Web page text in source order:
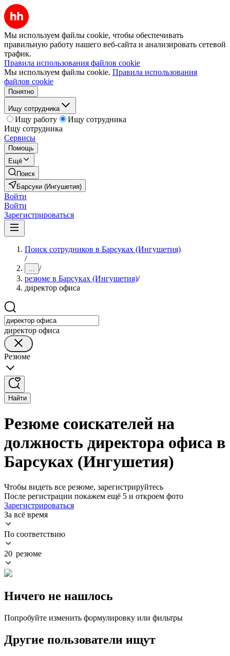
Мы используем файлы cookie, чтобы обеспечивать
правильную работу нашего веб-сайта и анализировать сетевой
трафик.
Правила использования файлов cookie
Мы используем файлы cookie. Правила использования
файлов cookie
Понятно
Ищу сотрудника
Ищу работу
Ищу сотрудника
Ищу сотрудника
Сервисы
Помощь
Ещё
Поиск
Барсуки (Ингушетия)
Войти
Войти
Зарегистрироваться
Поиск сотрудников в Барсуках (Ингушетия)
/
... /
резюме в Барсуках (Ингушетия)/
директор офиса
директор офиса
Резюме
Найти
Резюме соискателей на
должность директора офиса в
Барсуках (Ингушетия)
Чтобы видеть все резюме, зарегистрируйтесь
После регистрации покажем ещё 5 и откроем фото
Зарегистрироваться
За всё время
По соответствию
20 резюме
Ничего не нашлось
Попробуйте изменить формулировку или фильтры
Другие пользователи ищут